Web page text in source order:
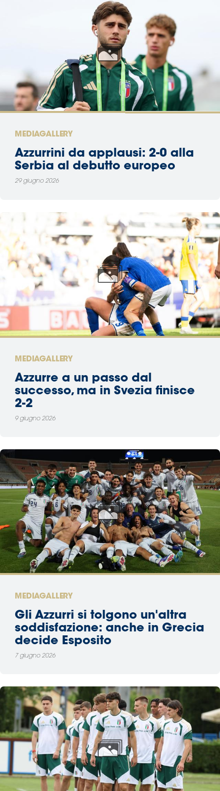
MEDIAGALLERY
Azzurrini da applausi: 2-0 alla
Serbia al debutto europeo
29 giugno 2026
MEDIAGALLERY
Azzurre a un passo dal
successo, ma in Svezia finisce
2-2
9 giugno 2026
MEDIAGALLERY
Gli Azzurri si tolgono un'altra
soddisfazione: anche in Grecia
decide Esposito
7 giugno 2026